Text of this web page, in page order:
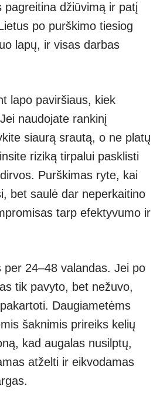
džiūvimą ir patį
po purškimo tiesiog
lapų, ir visas darbas
lapo paviršiaus, kiek
naudojate rankinį
siaurą srautą, o ne platų
riziką tirpalui pasklisti
Purškimas ryte, kai
bet saulė dar neperkaitino
tarp efektyvumo ir
per 24–48 valandas. Jei po
tik pavyto, bet nežuvo,
Daugiametėms
šaknimis prireiks kelių
kad augalas nusilptų,
atželti ir eikvodamas